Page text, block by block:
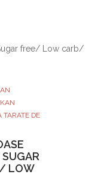
TARATE DE
LOW